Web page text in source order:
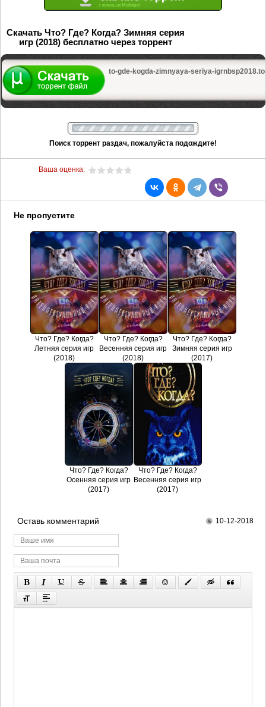
Скачать Что? Где? Когда? Зимняя серия
игр (2018) бесплатно через торрент
to-gde-kogda-zimnyaya-seriya-
Поиск торрент раздач, пожалуйста подождите!
Ваша оценка:
Не пропустите
Что? Где? Когда?
Летняя серия игр
(2018)
Что? Где? Когда?
Весенняя серия игр
(2018)
Что? Где? Когда?
Зимняя серия игр
(2017)
Что? Где? Когда?
Осенняя серия игр
(2017)
Что? Где? Когда?
Весенняя серия игр
(2017)
Оставь комментарий 10-12-2018